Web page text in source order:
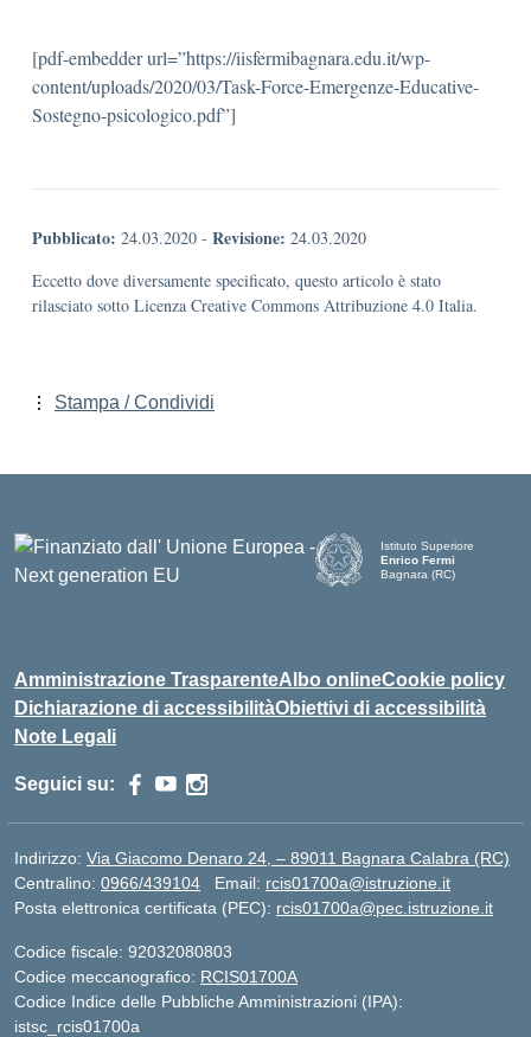
[pdf-embedder url=”https://iisfermibagnara.edu.it/wp-
content/uploads/2020/03/Task-Force-Emergenze-Educative-
Sostegno-psicologico.pdf”]
Pubblicato: 24.03.2020 - Revisione: 24.03.2020
Eccetto dove diversamente specificato, questo articolo è stato
rilasciato sotto Licenza Creative Commons Attribuzione 4.0 Italia.
Stampa / Condividi
Istituto Superiore
Enrico Fermi
Bagnara (RC)
Amministrazione TrasparenteAlbo onlineCookie policy
Dichiarazione di accessibilitàObiettivi di accessibilità
Note Legali
Seguici su:
Indirizzo: Via Giacomo Denaro 24, – 89011 Bagnara Calabra (RC)
Centralino: 0966/439104 Email: rcis01700a@istruzione.it
Posta elettronica certificata (PEC): rcis01700a@pec.istruzione.it
Codice fiscale: 92032080803
Codice meccanografico: RCIS01700A
Codice Indice delle Pubbliche Amministrazioni (IPA):
istsc_rcis01700a